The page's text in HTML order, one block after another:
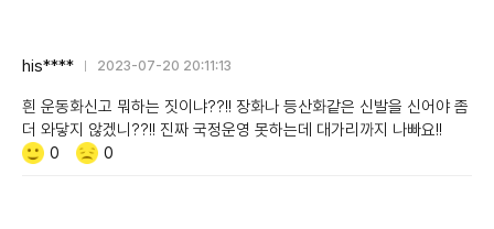
his**** 2023-07-20 20:11:13
흰 운동화신고 뭐하는 짓이냐??!! 장화나 등산화같은 신발을 신어야 좀
더 와닿지 않겠니??!! 진짜 국정운영 못하는데 대가리까지 나빠요!!
Like/Dislike
공
0
비
0